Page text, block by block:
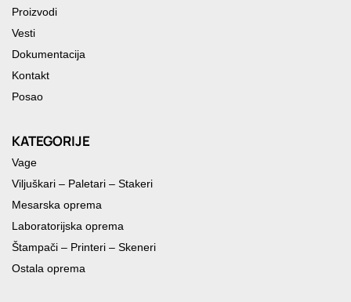
Proizvodi
Vesti
Dokumentacija
Kontakt
Posao
KATEGORIJE
Vage
Viljuškari – Paletari – Stakeri
Mesarska oprema
Laboratorijska oprema
Štampači – Printeri – Skeneri
Ostala oprema